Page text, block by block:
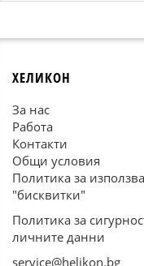
ХЕЛИКОН
За нас
Работа
Контакти
Общи условия
Политика за
"бисквитки"
Политика за
личните данни
service@helikon.bg